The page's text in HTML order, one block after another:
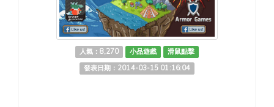
人氣：8,270 小品遊戲
滑鼠點擊
發表日期：2014-03-15 01:16:04